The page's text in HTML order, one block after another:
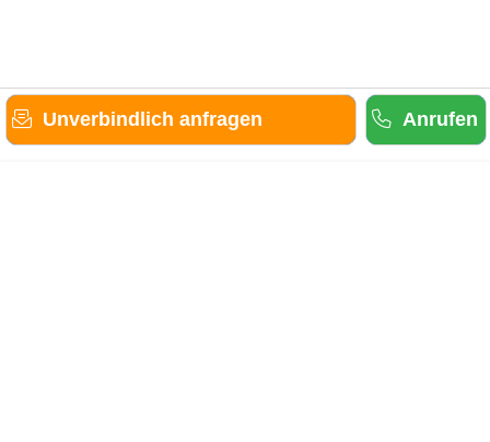
Unverbindlich anfragen Anrufen